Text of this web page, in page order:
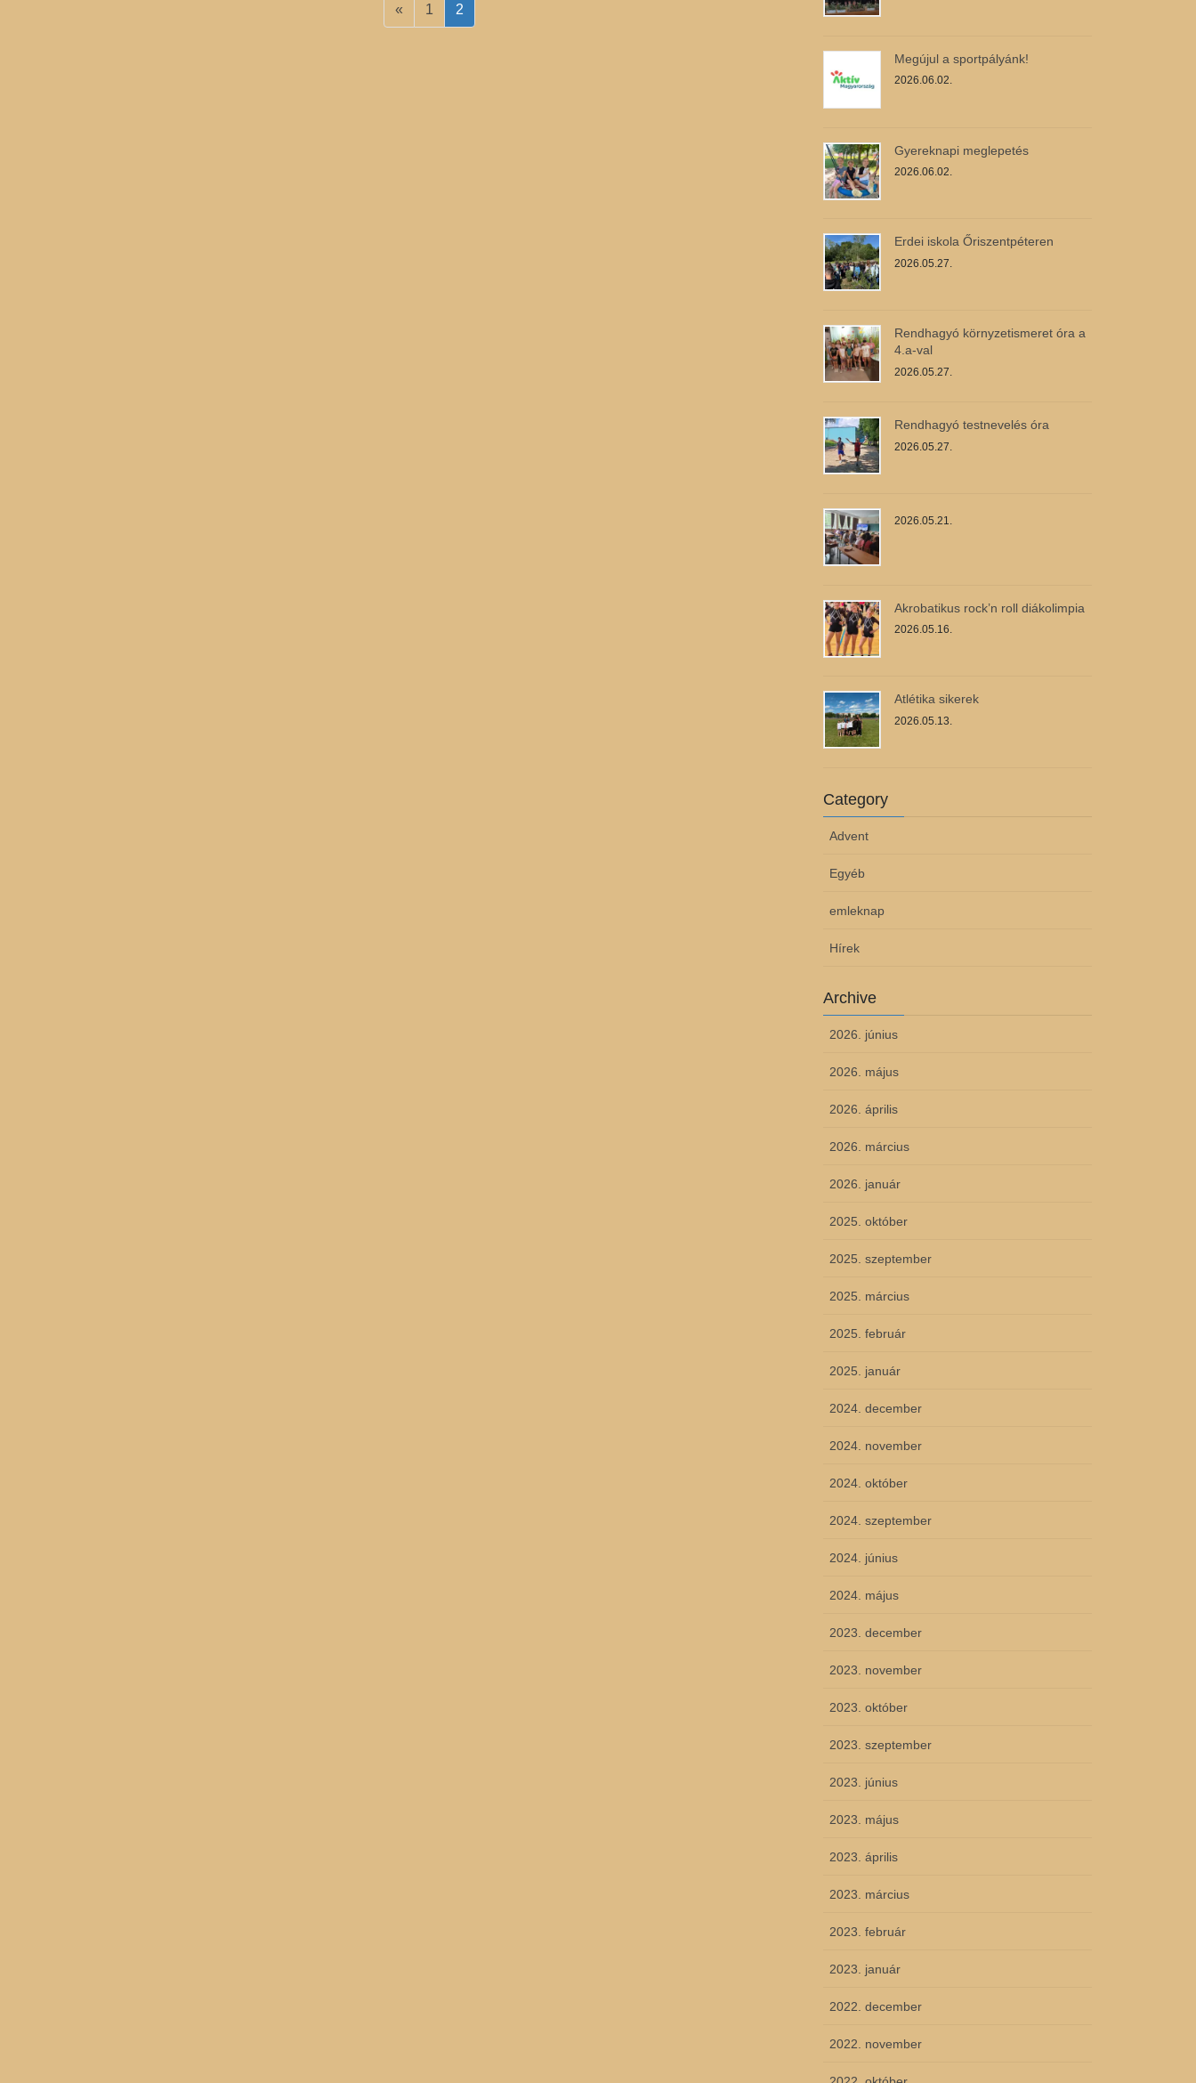
« Page
1 Page
2
Megújul a sportpályánk!
2026.06.02.
Gyereknapi meglepetés
2026.06.02.
Erdei iskola Őriszentpéteren
2026.05.27.
Rendhagyó környzetismeret óra a
4.a-val
2026.05.27.
Rendhagyó testnevelés óra
2026.05.27.
2026.05.21.
Akrobatikus rock’n roll diákolimpia
2026.05.16.
Atlétika sikerek
2026.05.13.
Category
Advent
Egyéb
emleknap
Hírek
Archive
2026. június
2026. május
2026. április
2026. március
2026. január
2025. október
2025. szeptember
2025. március
2025. február
2025. január
2024. december
2024. november
2024. október
2024. szeptember
2024. június
2024. május
2023. december
2023. november
2023. október
2023. szeptember
2023. június
2023. május
2023. április
2023. március
2023. február
2023. január
2022. december
2022. november